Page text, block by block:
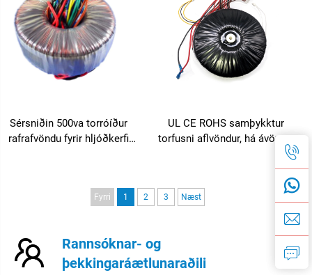
Sérsniðin 500va torróíður
rafrafvöndu fyrir hljóðkerfi
UL CE ROHS samþykktur
torfusni aflvöndur, há ávöxtun
fyrir notkun í læknaviðmiðlun
Fyrri 1 2 3 Næst
Rannsóknar- og
þekkingaráætlunaraðili